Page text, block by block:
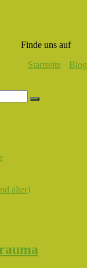
Finde uns auf
Startseite
Blog
älter)